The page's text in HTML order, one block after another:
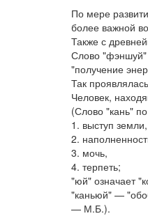
По мере
более важной
Также с
Слово "фэншуй"
"получение
Так
Человек,
(Слово "кань"
1. выступ земли,
2.
3. мочь,
4. терпеть;
"юй" означает
"каньюй" —
— М.Б.).